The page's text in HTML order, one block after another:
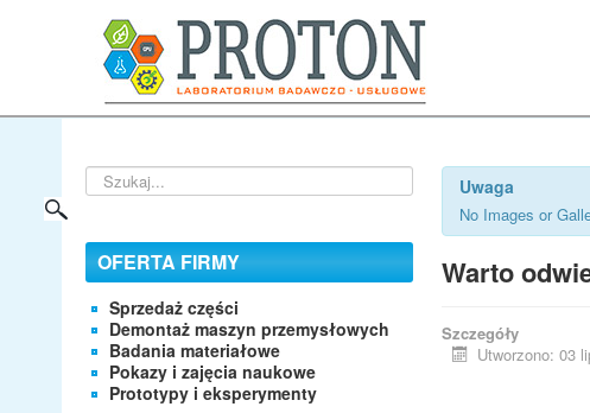
Szukaj...
OFERTA FIRMY
Sprzedaż części
Demontaż maszyn przemysłowych
Badania materiałowe
Pokazy i zajęcia naukowe
Prototypy i eksperymenty
Uwaga
No Images or
Warto
Szczegóły
Utworzono: 03